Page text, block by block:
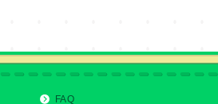
FAQ